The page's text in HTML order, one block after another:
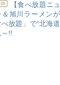
肉
【食べ放題ニ
＆旭川ラーメン
放題」で“北海
～!!